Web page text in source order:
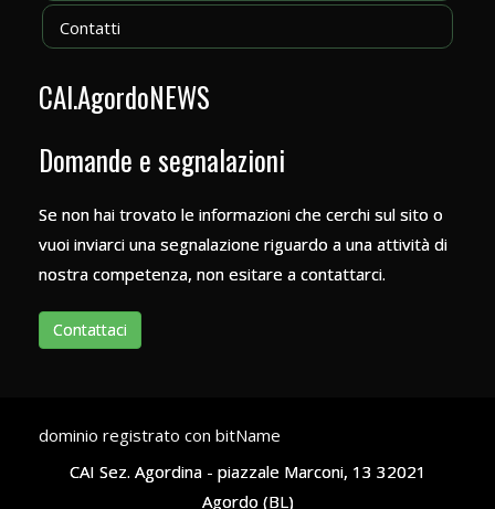
Contatti
CAI.AgordoNEWS
Domande e segnalazioni
Se non hai trovato le informazioni che cerchi sul sito o
vuoi inviarci una segnalazione riguardo a una attività di
nostra competenza, non esitare a contattarci.
Contattaci
dominio registrato con bitName
CAI Sez. Agordina - piazzale Marconi, 13 32021
Agordo (BL)